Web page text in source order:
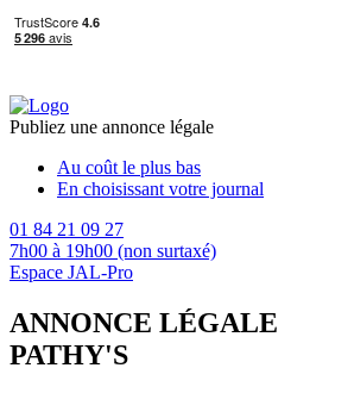
Publiez une annonce légale
Au coût le plus bas
En choisissant votre journal
01 84 21 09 27
7h00 à 19h00 (non surtaxé)
Espace JAL-Pro
ANNONCE LÉGALE
PATHY'S